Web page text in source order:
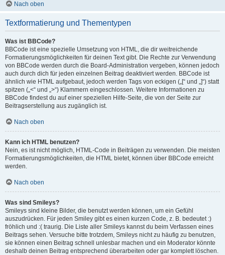
Nach oben
Textformatierung und Thementypen
Was ist BBCode?
BBCode ist eine spezielle Umsetzung von HTML, die dir weitreichende
Formatierungsmöglichkeiten für deinen Text gibt. Die Rechte zur Verwendung
von BBCode werden durch die Board-Administration vergeben, können jedoch
auch durch dich für jeden einzelnen Beitrag deaktiviert werden. BBCode ist
ähnlich wie HTML aufgebaut, jedoch werden Tags von eckigen („[“ und „]“) statt
spitzen („<“ und „>“) Klammern eingeschlossen. Weitere Informationen zu
BBCode findest du auf einer speziellen Hilfe-Seite, die von der Seite zur
Beitragserstellung aus zugänglich ist.
Nach oben
Kann ich HTML benutzen?
Nein, es ist nicht möglich, HTML-Code in Beiträgen zu verwenden. Die meisten
Formatierungsmöglichkeiten, die HTML bietet, können über BBCode erreicht
werden.
Nach oben
Was sind Smileys?
Smileys sind kleine Bilder, die benutzt werden können, um ein Gefühl
auszudrücken. Für jeden Smiley gibt es einen kurzen Code, z. B. bedeutet :)
fröhlich und :( traurig. Die Liste aller Smileys kannst du beim Verfassen eines
Beitrags sehen. Versuche bitte trotzdem, Smileys nicht zu häufig zu benutzen,
sie können einen Beitrag schnell unlesbar machen und ein Moderator könnte
deshalb deinen Beitrag entsprechend überarbeiten oder gar komplett löschen.